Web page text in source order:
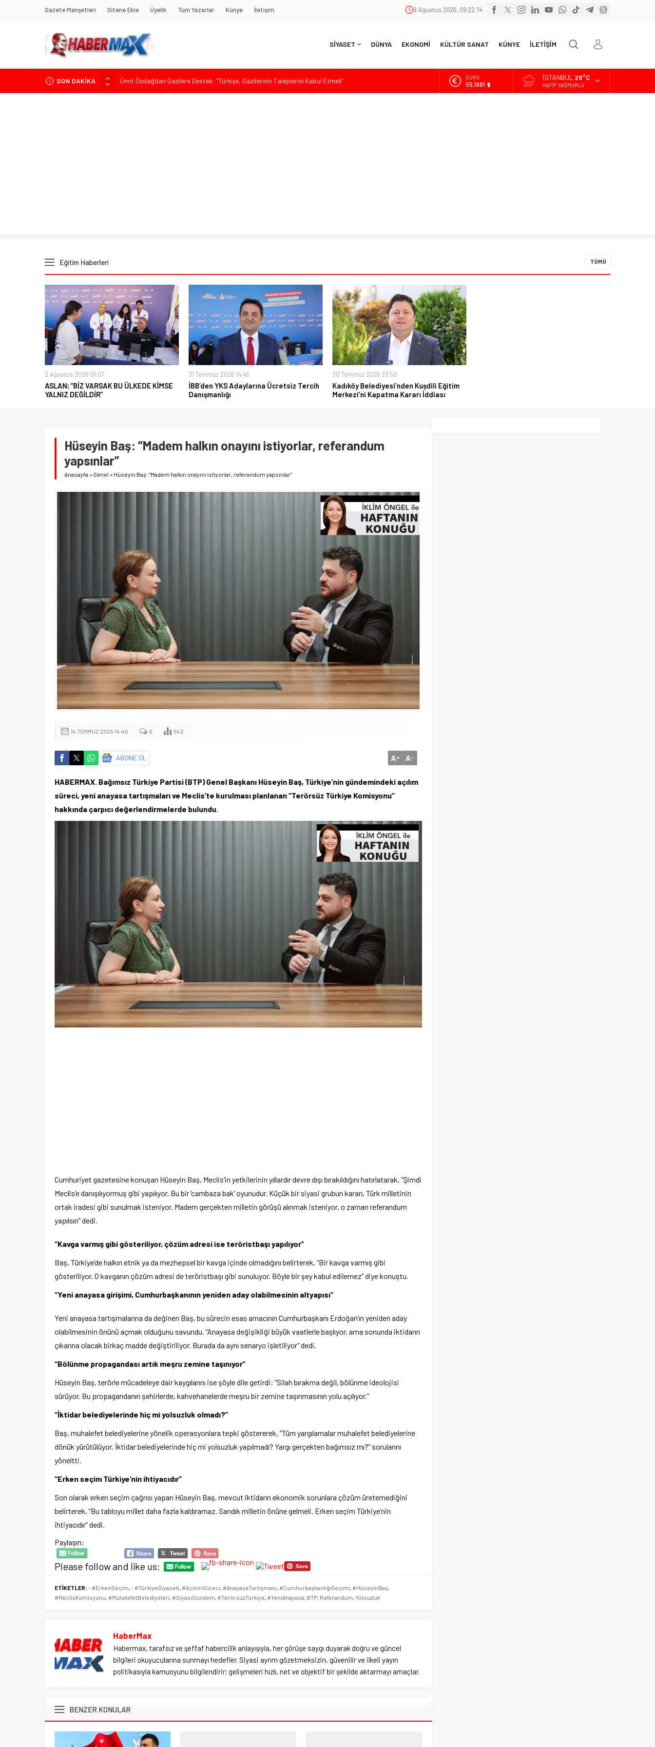
Gazete Manşetleri Sitene Ekle Üyelik Tüm Yazarlar Künye İletişim 9 Ağustos 2026, 09:22:15
SİYASET DÜNYA EKONOMİ KÜLTÜR SANAT KÜNYE İLETİŞİM
SON DAKİKA
Ümit Özdağ’dan Gazilere Destek: “Türkiye, Gazilerinin Taleplerini Kabul Etmeli”
TOKDEF Başkanı Fevzi Can Büşürüm’de Sert Konuştu: “Bu Toprakları Teslim Etmeyeceğiz”
ALTIN
6.660,55
İSTANBUL 29°C
HAFIF YAĞMURLU
Eğitim Haberleri TÜMÜ
2 Ağustos 2026 01:07
ASLAN; “BİZ VARSAK BU ÜLKEDE KİMSE
YALNIZ DEĞİLDİR”
31 Temmuz 2026 14:45
İBB’den YKS Adaylarına Ücretsiz Tercih
Danışmanlığı
30 Temmuz 2026 23:50
Kadıköy Belediyesi’nden Kuşdili Eğitim
Merkezi’ni Kapatma Kararı İddiası
Hüseyin Baş: “Madem halkın onayını istiyorlar, referandum
yapsınlar”
Anasayfa » Genel » Hüseyin Baş: “Madem halkın onayını istiyorlar, referandum yapsınlar”
14 TEMMUZ 2025 14:46 0 542
ABONE OL A+ A-
HABERMAX. Bağımsız Türkiye Partisi (BTP) Genel Başkanı Hüseyin Baş, Türkiye’nin gündemindeki açılım
süreci, yeni anayasa tartışmaları ve Meclis’te kurulması planlanan “Terörsüz Türkiye Komisyonu”
hakkında çarpıcı değerlendirmelerde bulundu.
Cumhuriyet gazetesine konuşan Hüseyin Baş, Meclis’in yetkilerinin yıllardır devre dışı bırakıldığını hatırlatarak, “Şimdi
Meclis’e danışılıyormuş gibi yapılıyor. Bu bir ‘cambaza bak’ oyunudur. Küçük bir siyasi grubun kararı, Türk milletinin
ortak iradesi gibi sunulmak isteniyor. Madem gerçekten milletin görüşü alınmak isteniyor, o zaman referandum
yapılsın” dedi.
“Kavga varmış gibi gösteriliyor, çözüm adresi ise teröristbaşı yapılıyor”
Baş, Türkiye’de halkın etnik ya da mezhepsel bir kavga içinde olmadığını belirterek, “Bir kavga varmış gibi
gösteriliyor. O kavganın çözüm adresi de teröristbaşı gibi sunuluyor. Böyle bir şey kabul edilemez” diye konuştu.
“Yeni anayasa girişimi, Cumhurbaşkanının yeniden aday olabilmesinin altyapısı”
Yeni anayasa tartışmalarına da değinen Baş, bu sürecin esas amacının Cumhurbaşkanı Erdoğan’ın yeniden aday
olabilmesinin önünü açmak olduğunu savundu. “Anayasa değişikliği büyük vaatlerle başlıyor, ama sonunda iktidarın
çıkarına olacak birkaç madde değiştiriliyor. Burada da aynı senaryo işletiliyor” dedi.
“Bölünme propagandası artık meşru zemine taşınıyor”
Hüseyin Baş, terörle mücadeleye dair kaygılarını ise şöyle dile getirdi: “Silah bırakma değil, bölünme ideolojisi
sürüyor. Bu propagandanın şehirlerde, kahvehanelerde meşru bir zemine taşınmasının yolu açılıyor.”
“İktidar belediyelerinde hiç mi yolsuzluk olmadı?”
Baş, muhalefet belediyelerine yönelik operasyonlara tepki göstererek, “Tüm yargılamalar muhalefet belediyelerine
dönük yürütülüyor. İktidar belediyelerinde hiç mi yolsuzluk yapılmadı? Yargı gerçekten bağımsız mı?” sorularını
yöneltti.
“Erken seçim Türkiye’nin ihtiyacıdır”
Son olarak erken seçim çağrısı yapan Hüseyin Baş, mevcut iktidarın ekonomik sorunlara çözüm üretemediğini
belirterek, “Bu tabloyu millet daha fazla kaldıramaz. Sandık milletin önüne gelmeli. Erken seçim Türkiye’nin
ihtiyacıdır” dedi.
Paylaşın:
Please follow and like us:
ETİKETLER: - #ErkenSeçim - #TürkiyeSiyaseti #AçılımSüreci #AnayasaTartışması #CumhurbaşkanlığıSeçimi #HüseyinBaş
#MeclisKomisyonu #MuhalefetBelediyeleri #SiyasiGündem #TerörsüzTürkiye #YeniAnayasa BTP Referandum Yolsuzluk
HaberMax
Habermax, tarafsız ve şeffaf habercilik anlayışıyla, her görüşe saygı duyarak doğru ve güncel
bilgileri okuyucularına sunmayı hedefler. Siyasi ayrım gözetmeksizin, güvenilir ve ilkeli yayın
politikasıyla kamuoyunu bilgilendirir; gelişmeleri hızlı, net ve objektif bir şekilde aktarmayı amaçlar.
BENZER KONULAR